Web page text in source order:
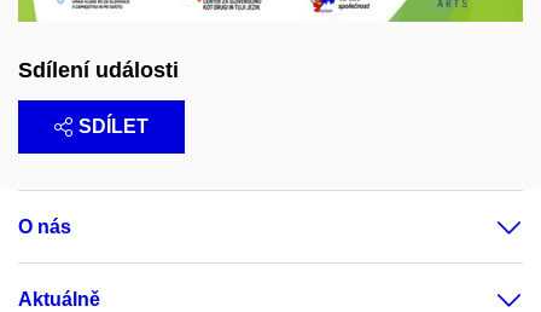
Sdílení události
SDÍLET
O nás
Aktuálně